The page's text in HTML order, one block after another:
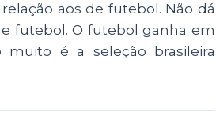
aos de futebol. Não dá
futebol. O futebol ganha em
é a seleção brasileira